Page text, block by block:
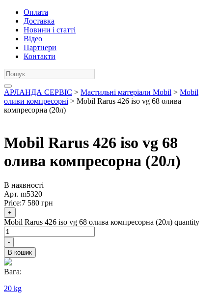
Оплата
Доставка
Новини і статті
Відео
Партнери
Контакти
АРЛАНДА СЕРВІС > Мастильні матеріали Mobil > Mobil
оливи компресорні > Mobil Rarus 426 iso vg 68 олива
компресорна (20л)
Mobil Rarus 426 iso vg 68
олива компресорна (20л)
В наявності
Арт. m5320
Price:7 580 грн
+
Mobil Rarus 426 iso vg 68 олива компресорна (20л) quantity
-
В кошик
Вага:
20 kg